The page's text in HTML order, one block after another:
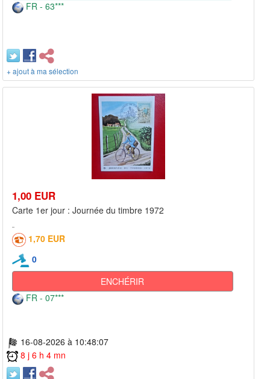
FR - 63***
+ ajout à ma sélection
1,00 EUR
Carte 1er jour : Journée du timbre 1972
1,70 EUR
0
ENCHÉRIR
FR - 07***
16-08-2026 à 10:48:07
8 j 6 h 4 mn